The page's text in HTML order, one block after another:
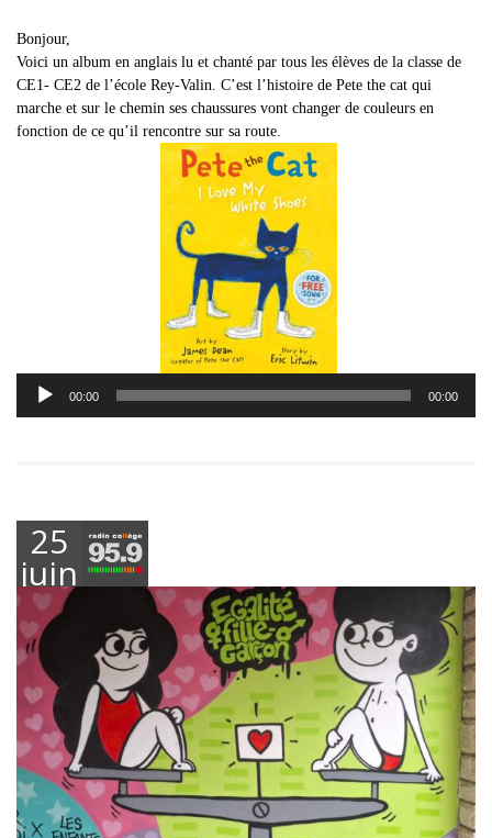
Bonjour,
Voici un album en anglais lu et chanté par tous les élèves de la classe de
CE1- CE2 de l’école Rey-Valin. C’est l’histoire de Pete the cat qui
marche et sur le chemin ses chaussures vont changer de couleurs en
fonction de ce qu’il rencontre sur sa route.
Lecteur
audio
00:00 00:00
25
juin
2026